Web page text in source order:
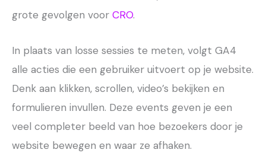
grote gevolgen voor CRO.
In plaats van losse sessies te meten, volgt GA4
alle acties die een gebruiker uitvoert op je website.
Denk aan klikken, scrollen, video’s bekijken en
formulieren invullen. Deze events geven je een
veel completer beeld van hoe bezoekers door je
website bewegen en waar ze afhaken.